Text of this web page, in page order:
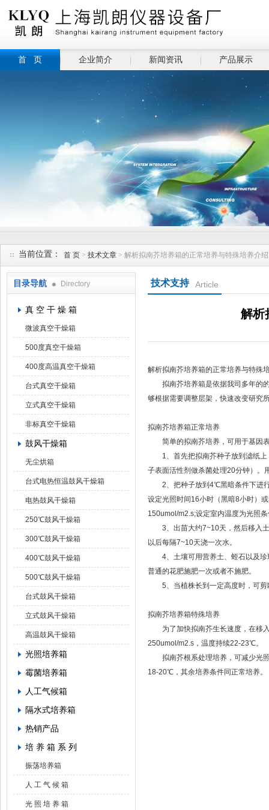
首 页 企业简介 新闻资讯 产品展示
当前位置： 首 页 > 技术文章 > 解析拟南芥培养箱的正常培养与特殊培养介绍
目录导航 Directory
真 空 干 燥 箱
微波真空干燥箱
500度真空干燥箱
400度高温真空干燥箱
台式真空干燥箱
立式真空干燥箱
非标真空干燥箱
鼓风干燥箱
无尘烘箱
台式电热恒温鼓风干燥箱
电热鼓风干燥箱
250℃鼓风干燥箱
300℃鼓风干燥箱
400℃鼓风干燥箱
500℃鼓风干燥箱
台式鼓风干燥箱
立式鼓风干燥箱
高温鼓风干燥箱
光照培养箱
霉菌培养箱
人工气候箱
隔水式培养箱
热销产品
培 养 箱 系 列
振荡培养箱
人 工 气 候 箱
光 照 培 养 箱
技术支持 Article
解析
解析拟南芥培养箱的正常培养与特殊
拟南芥培养箱是依据我司多年的的
够根据需要调整层架，快速改变研究
拟南芥培养箱正常培养
简单的拟南芥培养，可用于基因
1、首先把拟南芥种子放到滤纸上
子表面活性剂做杀菌处理20分钟）。
2、把种子放到4℃黑暗条件下进行
设定光照时间16小时（黑暗8小时）
150umol/m2.s;设定室内温度为光照
3、出苗大约7~10天，然后移入土
以后每隔7~10天浇一次水。
4、土壤可用营养土、蛭石以及珍
普通的花肥施肥一次或者不施肥。
5、当植株长到一定高度时，可剪
拟南芥培养箱特殊培养
为了加快拟南芥生长速度，在移入
250umol/m2.s，温度持续22-23℃。
拟南芥根系处理培养，可减少光照
18-20℃，其余培养条件同正常培养。